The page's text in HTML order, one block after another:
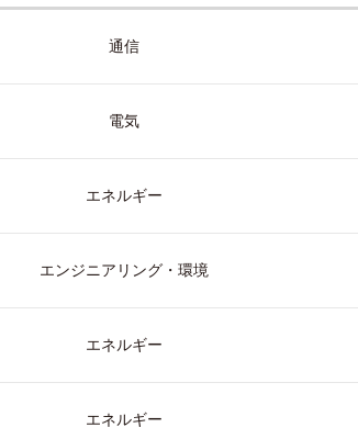
通信
電気
エネルギー
エンジニアリング・環境
エネルギー
エネルギー